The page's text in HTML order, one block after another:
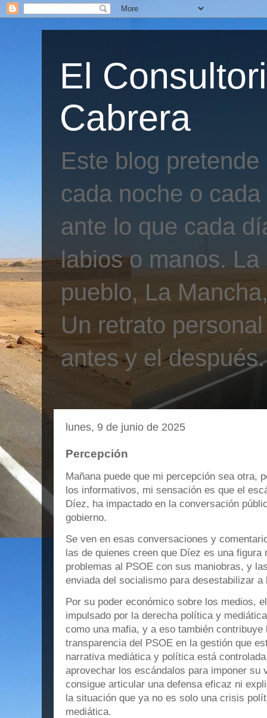
El
Cabrera
Este blog
cada noche o
ante lo que cada
labios o manos.
pueblo, La
Un retrato
antes y el después.
lunes, 9 de junio de 2025
Percepción
Mañana puede que mi percepción sea otra,
los informativos, mi sensación es que el
Díez, ha impactado en la conversación
gobierno.
Se ven en esas conversaciones y
las de quienes creen que Díez es una figura
problemas al PSOE con sus maniobras, y
enviada del socialismo para desestabilizar
Por su poder económico sobre los medios,
impulsado por la derecha política y
como una mafia, y a eso también
transparencia del PSOE en la gestión que
narrativa mediática y política está
aprovechar los escándalos para imponer su
consigue articular una defensa eficaz ni
la situación que ya no es solo una crisis
mediática.